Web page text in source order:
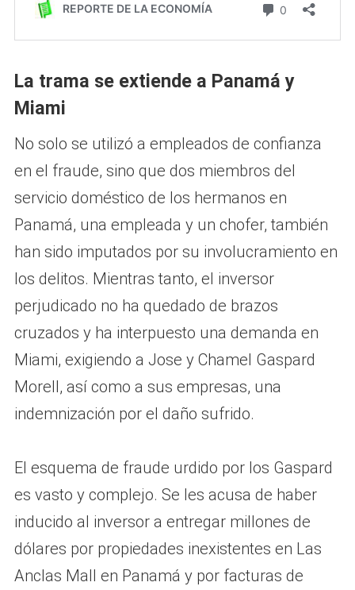
La trama se extiende a Panamá y
Miami
No solo se utilizó a empleados de confianza
en el fraude, sino que dos miembros del
servicio doméstico de los hermanos en
Panamá, una empleada y un chofer, también
han sido imputados por su involucramiento en
los delitos. Mientras tanto, el inversor
perjudicado no ha quedado de brazos
cruzados y ha interpuesto una demanda en
Miami, exigiendo a Jose y Chamel Gaspard
Morell, así como a sus empresas, una
indemnización por el daño sufrido.
El esquema de fraude urdido por los Gaspard
es vasto y complejo. Se les acusa de haber
inducido al inversor a entregar millones de
dólares por propiedades inexistentes en Las
Anclas Mall en Panamá y por facturas de